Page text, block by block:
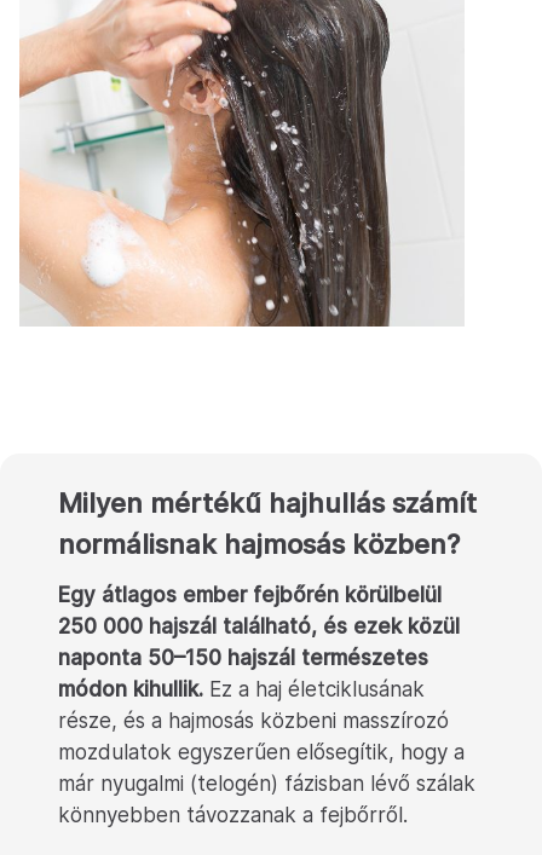
Milyen mértékű hajhullás számít
normálisnak hajmosás közben?
Egy átlagos ember fejbőrén körülbelül
250 000 hajszál található, és ezek közül
naponta 50–150 hajszál természetes
módon kihullik. Ez a haj életciklusának
része, és a hajmosás közbeni masszírozó
mozdulatok egyszerűen elősegítik, hogy a
már nyugalmi (telogén) fázisban lévő szálak
könnyebben távozzanak a fejbőrről.